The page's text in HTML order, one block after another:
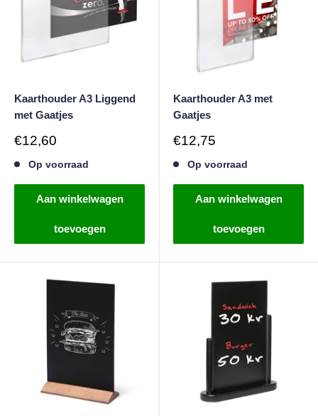
Kaarthouder A3 Liggend
met Gaatjes
Verkoopprijs
€12,60
Op voorraad
Aan winkelwagen
toevoegen
Kaarthouder A3 met
Gaatjes
Verkoopprijs
€12,75
Op voorraad
Aan winkelwagen
toevoegen